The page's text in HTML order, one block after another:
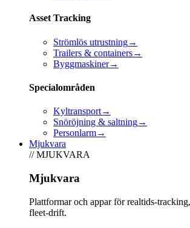
Asset Tracking
Strömlös utrustning→
Trailers & containers→
Byggmaskiner→
Specialområden
Kyltransport→
Snöröjning & saltning→
Personlarm→
Mjukvara
// MJUKVARA
Mjukvara
Plattformar och appar för realtids-
fleet-drift.